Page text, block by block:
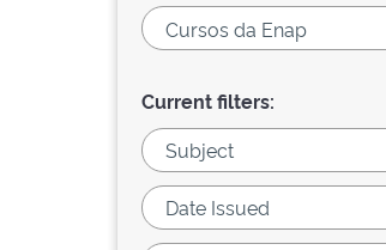
Current filters: